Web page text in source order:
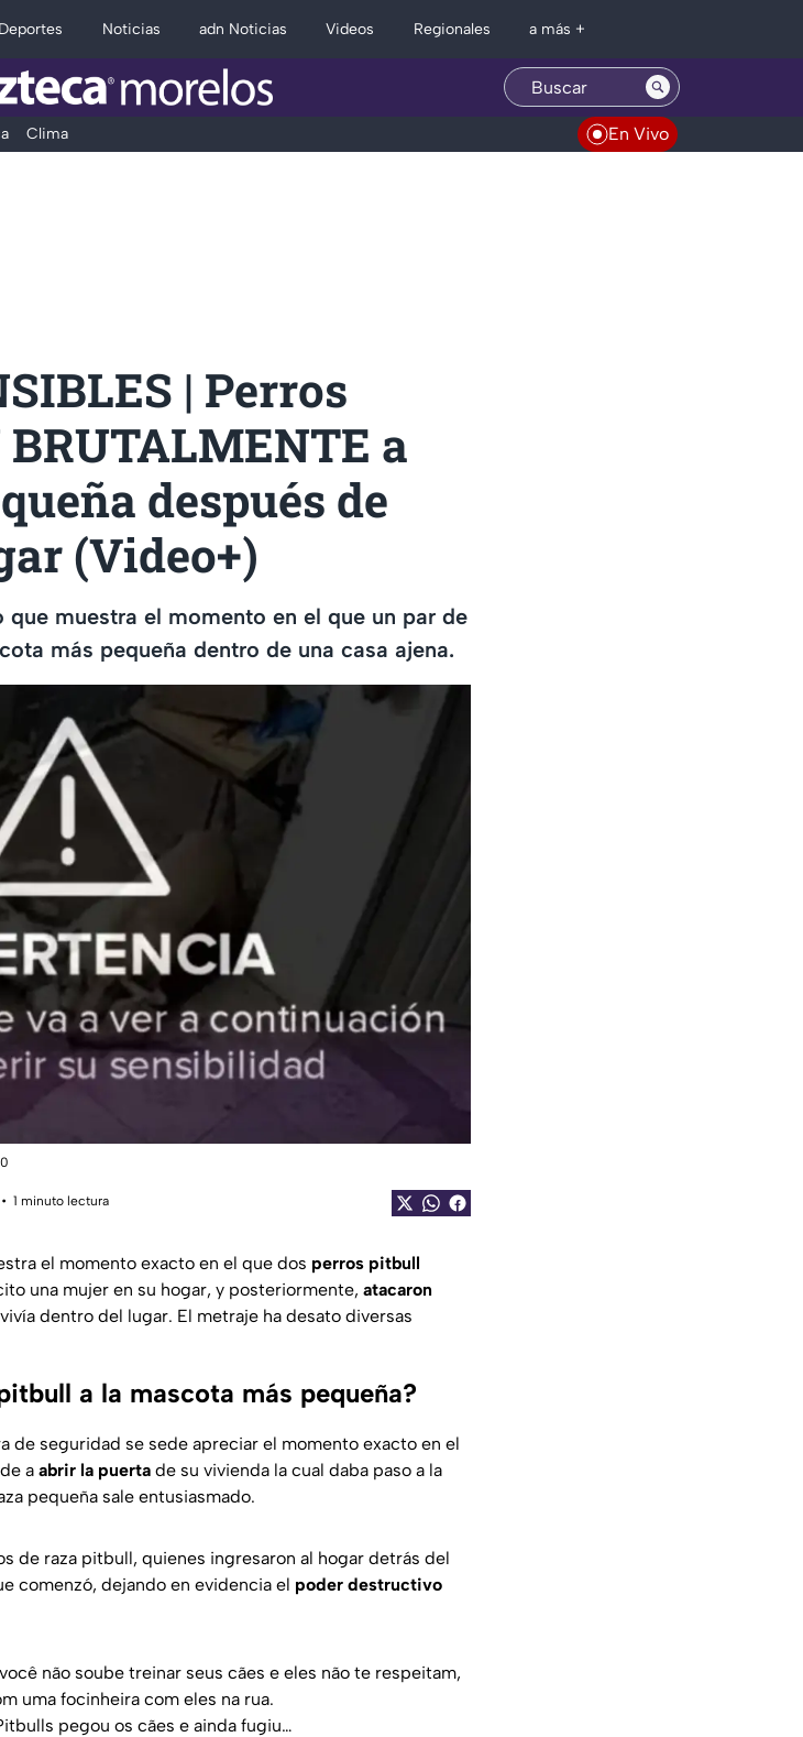
Deportes Noticias adn Noticias Videos Regionales a más +
Clima En Vivo
| Perros
a
después de
(Video+)
muestra el momento en el que un par de
más pequeña dentro de una casa ajena.
1 minuto lectura
el momento exacto en el que dos perros pitbull
una mujer en su hogar, y posteriormente, atacaron
dentro del lugar. El metraje ha desato diversas
a la mascota más pequeña?
de seguridad se sede apreciar el momento exacto en el
a abrir la puerta de su vivienda la cual daba paso a la
pequeña sale entusiasmado.
de raza pitbull, quienes ingresaron al hogar detrás del
comenzó, dejando en evidencia el poder destructivo
não soube treinar seus cães e eles não te respeitam,
uma focinheira com eles na rua.
pegou os cães e ainda fugiu…